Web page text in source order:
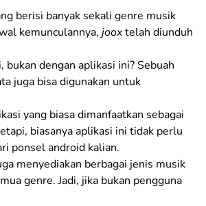
berisi banyak sekali genre musik
kemunculannya, jooxtelah diunduh
dengan aplikasi ini? Sebuah
juga bisa digunakan untuk
yang biasa dimanfaatkan sebagai
biasanya aplikasi ini tidak perlu
ponsel android kalian.
menyediakan berbagai jenis musik
genre. Jadi, jika bukan pengguna